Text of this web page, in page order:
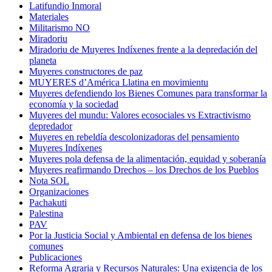
Latifundio Inmoral
Materiales
Militarismo NO
Miradoriu
Miradoriu de Muyeres Indíxenes frente a la depredación del
planeta
Muyeres constructores de paz
MUYERES d’América Llatina en movimientu
Muyeres defendiendo los Bienes Comunes para transformar la
economía y la sociedad
Muyeres del mundu: Valores ecosociales vs Extractivismo
depredador
Muyeres en rebeldía descolonizadoras del pensamiento
Muyeres Indíxenes
Muyeres pola defensa de la alimentación, equidad y soberanía
Muyeres reafirmando Drechos – los Drechos de los Pueblos
Nota SOL
Organizaciones
Pachakuti
Palestina
PAV
Por la Justicia Social y Ambiental en defensa de los bienes
comunes
Publicaciones
Reforma Agraria y Recursos Naturales: Una exigencia de los